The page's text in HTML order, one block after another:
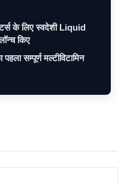
के लिए स्वदेशी Liquid
किए
सम्पूर्ण मल्टीविटामिन